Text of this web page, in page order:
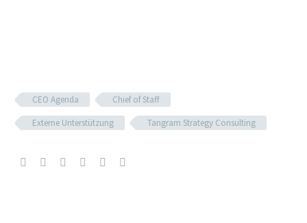
CEO Agenda
Chief of Staff
Externe Unterstützung
Tangram Strategy Consulting